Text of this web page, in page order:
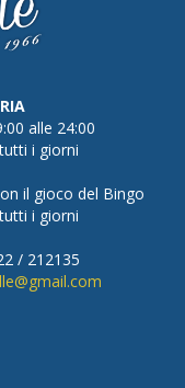
alle 24:00
i giorni
il gioco del Bingo
i giorni
/ 212135